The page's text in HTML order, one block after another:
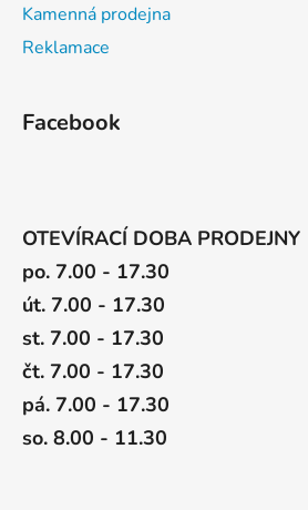
Kamenná prodejna
Reklamace
Facebook
OTEVÍRACÍ DOBA PRODEJNY
po. 7.00 - 17.30
út. 7.00 - 17.30
st. 7.00 - 17.30
čt. 7.00 - 17.30
pá. 7.00 - 17.30
so. 8.00 - 11.30